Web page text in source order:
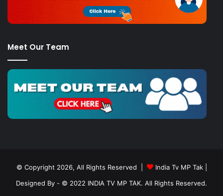
Meet Our Team
© Copyright 2026, All Rights Reserved | India Tv MP Tak|
Designed By - © 2022 INDIA TV MP TAK. All Rights Reserved.